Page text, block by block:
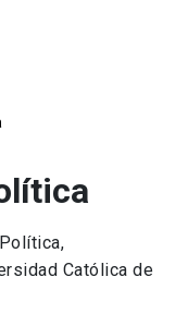
Católica de